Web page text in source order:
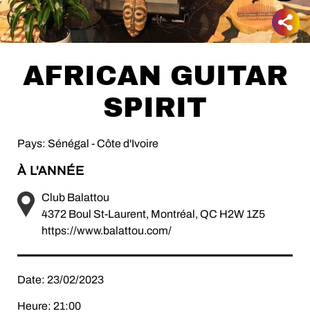
AFRICAN GUITAR
SPIRIT
Pays: Sénégal - Côte d'Ivoire
À L'ANNÉE
Club Balattou
4372 Boul St-Laurent, Montréal, QC H2W 1Z5
https://www.balattou.com/
Date: 23/02/2023
Heure: 21:00